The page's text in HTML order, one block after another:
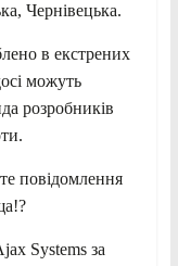
Чернівецька.
в екстрених
можуть
розробників
повідомлення
Systems за